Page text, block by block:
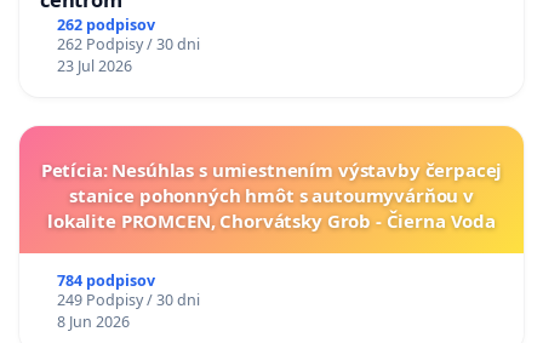
262 podpisov
262 Podpisy / 30 dni
23 Jul 2026
Petícia: Nesúhlas s umiestnením výstavby čerpacej
stanice pohonných hmôt s autoumyvárňou v
lokalite PROMCEN, Chorvátsky Grob - Čierna Voda
784 podpisov
249 Podpisy / 30 dni
8 Jun 2026